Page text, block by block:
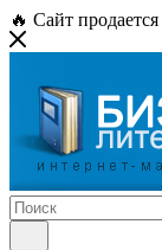
🔥 Сайт продается